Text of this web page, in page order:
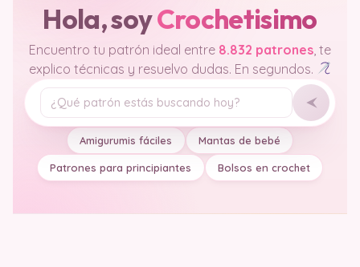
Hola, soyCrochetisimo
Encuentro tu patrón ideal entre 8.832 patrones , te
explico técnicas y resuelvo dudas. En segundos.
Tu pregunta
Amigurumis fáciles Mantas de bebé
Patrones para principiantes Bolsos en crochet